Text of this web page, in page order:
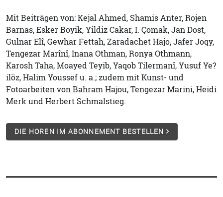
Mit Beiträgen von: Kejal Ahmed, Shamis Anter, Rojen
Barnas, Esker Boyik, Yildiz Cakar, I. Çomak, Jan Dost,
Gulnar Elî, Gewhar Fettah, Zaradachet Hajo, Jafer Joqy,
Tengezar Marînî, Inana Othman, Ronya Othmann,
Karosh Taha, Moayed Teyib, Yaqob Tilermanî, Yusuf Ye?
ilöz, Halim Youssef u. a.; zudem mit Kunst- und
Fotoarbeiten von Bahram Hajou, Tengezar Marini, Heidi
Merk und Herbert Schmalstieg.
DIE HOREN IM ABONNEMENT BESTELLEN